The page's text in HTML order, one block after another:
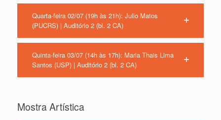
Quarta-feira 02/07 (19h às 21h): Julio Matos
(PUCRS) | Auditório 2 (bl. 2 CA)
Quinta-feira 03/07 (14h às 17h): Maria Thais Lima
Santos (USP) | Auditório 2 (bl. 2 CA)
Mostra Artística